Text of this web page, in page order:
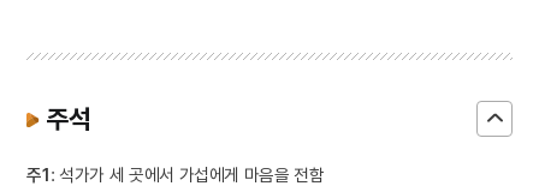
주석
주1: 석가가 세 곳에서 가섭에게 마음을 전함